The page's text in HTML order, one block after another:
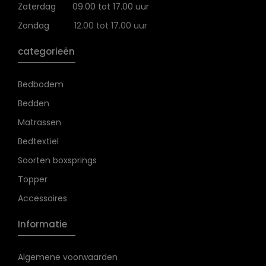
Zaterdag
09.00 tot 17.00 uur
Zondag
12.00 tot 17.00 uur
categorieën
Bedbodem
Bedden
Matrassen
Bedtextiel
Soorten boxsprings
Topper
Accessoires
Informatie
Algemene voorwaarden